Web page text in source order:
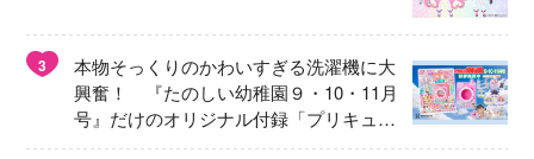
3
本物そっくりのかわいすぎる洗濯機に大
興奮！ 『たのしい幼稚園９・10・11月
号』だけのオリジナル付録「プリキュ
ア くるくるせんたくき」